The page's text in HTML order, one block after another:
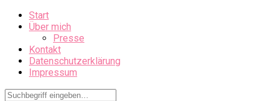
Start
Über mich
Presse
Kontakt
Datenschutzerklärung
Impressum